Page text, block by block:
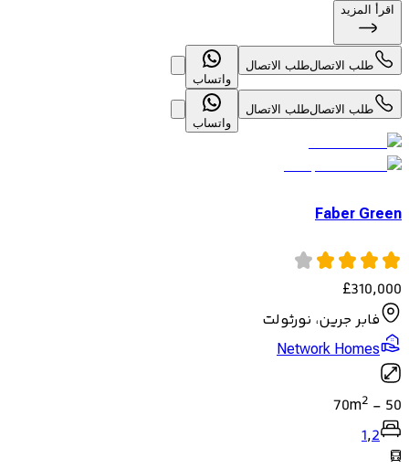
اقرأ المزيد
طلب الاتصالطلب الاتصال
واتساب
طلب الاتصالطلب الاتصال
واتساب
Faber Green
£310,000
فابر جرين، نورثولت
Network Homes
50
-
70m2
1,2